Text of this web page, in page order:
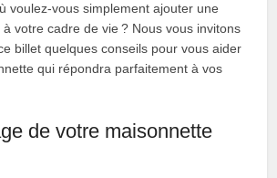
voulez-vous simplement ajouter une
votre cadre de vie ? Nous vous invitons
billet quelques conseils pour vous aider
qui répondra parfaitement à vos
de votre maisonnette